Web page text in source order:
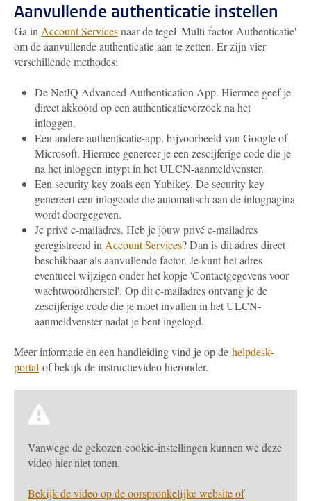
Aanvullende authenticatie instellen
Ga in Account Servicesnaar de tegel 'Multi-factor Authenticatie'
om de aanvullende authenticatie aan te zetten. Er zijn vier
verschillende methodes:
De NetIQ Advanced Authentication App. Hiermee geef je
direct akkoord op een authenticatieverzoek na het
inloggen.
Een andere authenticatie-app, bijvoorbeeld van Google of
Microsoft. Hiermee genereer je een zescijferige code die je
na het inloggen intypt in het ULCN-aanmeldvenster.
Een security key zoals een Yubikey. De security key
genereert een inlogcode die automatisch aan de inlogpagina
wordt doorgegeven.
Je privé e-mailadres. Heb je jouw privé e-mailadres
geregistreerd in Account Services? Dan is dit adres direct
beschikbaar als aanvullende factor. Je kunt het adres
eventueel wijzigen onder het kopje 'Contactgegevens voor
wachtwoordherstel'. Op dit e-mailadres ontvang je de
zescijferige code die je moet invullen in het ULCN-
aanmeldvenster nadat je bent ingelogd.
Meer informatie en een handleiding vind je op de helpdesk-
portal of bekijk de instructievideo hieronder.
Vanwege de gekozen cookie-instellingen kunnen we deze
video hier niet tonen.
Bekijk de video op de oorspronkelijke website of